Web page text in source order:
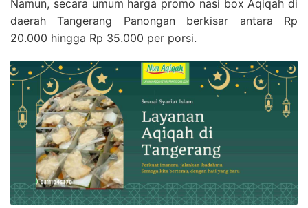
Namun, secara umum harga promo nasi box Aqiqah di
daerah Tangerang Panongan berkisar antara Rp
20.000 hingga Rp 35.000 per porsi.